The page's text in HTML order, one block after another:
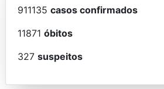
911135 casos confirmados
11871 óbitos
327 suspeitos